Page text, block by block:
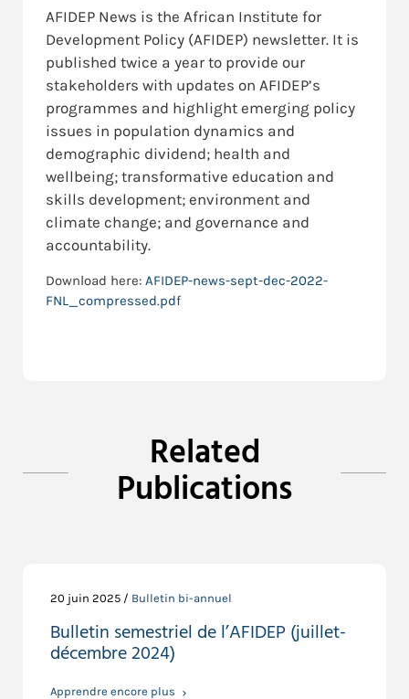
AFIDEP News is the African Institute for
Development Policy (AFIDEP) newsletter. It is
published twice a year to provide our
stakeholders with updates on AFIDEP’s
programmes and highlight emerging policy
issues in population dynamics and
demographic dividend; health and
wellbeing; transformative education and
skills development; environment and
climate change; and governance and
accountability.
Download here: AFIDEP-news-sept-dec-2022-
FNL_compressed.pdf
Related
Publications
20 juin 2025 / Bulletin bi-annuel
Bulletin semestriel de l’AFIDEP (juillet-
décembre 2024)
Apprendre encore plus